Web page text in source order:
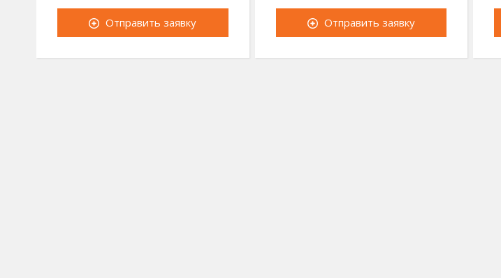
Отправить заявку Отправить заявку